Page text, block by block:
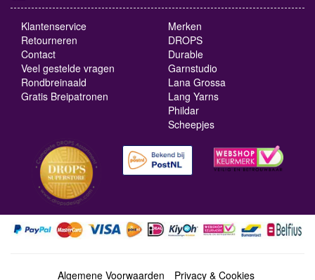
Klantenservice
Retourneren
Contact
Veel gestelde vragen
Rondbreinaald
Gratis Breipatronen
Merken
DROPS
Durable
Garnstudio
Lana Grossa
Lang Yarns
Phildar
Scheepjes
Algemene Voorwaarden Privacy & Cookies